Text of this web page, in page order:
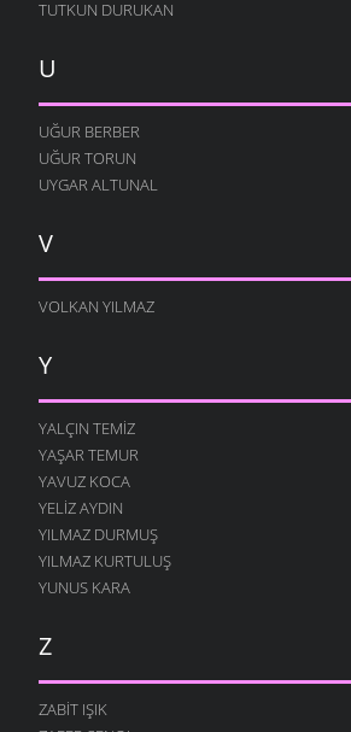
TUTKUN DURUKAN
U
UĞUR BERBER
UĞUR TORUN
UYGAR ALTUNAL
V
VOLKAN YILMAZ
Y
YALÇIN TEMIZ
YAŞAR TEMUR
YAVUZ KOCA
YELIZ AYDIN
YILMAZ DURMUŞ
YILMAZ KURTULUŞ
YUNUS KARA
Z
ZABIT IŞIK